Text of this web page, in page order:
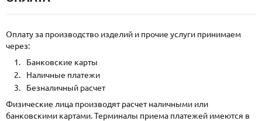
Оплату за производство изделий и прочие услуги принимаем
через:
Банковские карты
Наличные платежи
Безналичный расчет
Физические лица производят расчет наличными или
банковскими картами. Терминалы приема платежей имеются в